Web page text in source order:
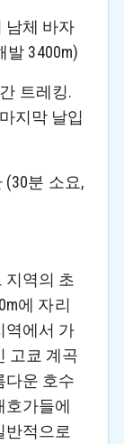
남체 바자
발 3400m)
트레킹.
지막 날입
분 소요,
지역의 초
에 자리
역에서 가
고쿄 계곡
다운 호수
호가들에
반적으로